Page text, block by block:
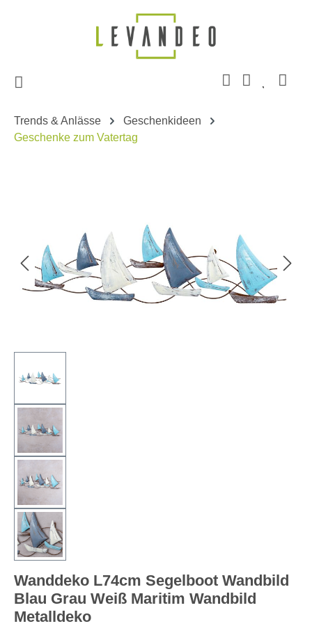
Zum Hauptinhalt springen
Trends & Anlässe
Geschenkideen
Geschenke zum Vatertag
Wanddeko L74cm Segelboot Wandbild
Blau Grau Weiß Maritim Wandbild
Metalldeko